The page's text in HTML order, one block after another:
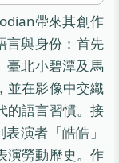
帶來其創作
言與身份：首先
臺北小碧潭及馬
並在影像中交織
的語言習慣。接
演者「皓皓」
演勞動歷史。作